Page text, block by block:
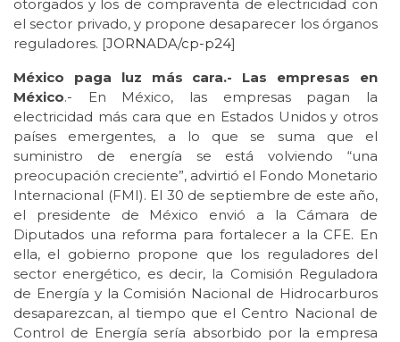
otorgados y los de compraventa de electricidad con
el sector privado, y propone desaparecer los órganos
reguladores. [JORNADA/cp-p24]
México paga luz más cara.- Las empresas en
México.- En México, las empresas pagan la
electricidad más cara que en Estados Unidos y otros
países emergentes, a lo que se suma que el
suministro de energía se está volviendo “una
preocupación creciente”, advirtió el Fondo Monetario
Internacional (FMI). El 30 de septiembre de este año,
el presidente de México envió a la Cámara de
Diputados una reforma para fortalecer a la CFE. En
ella, el gobierno propone que los reguladores del
sector energético, es decir, la Comisión Reguladora
de Energía y la Comisión Nacional de Hidrocarburos
desaparezcan, al tiempo que el Centro Nacional de
Control de Energía sería absorbido por la empresa